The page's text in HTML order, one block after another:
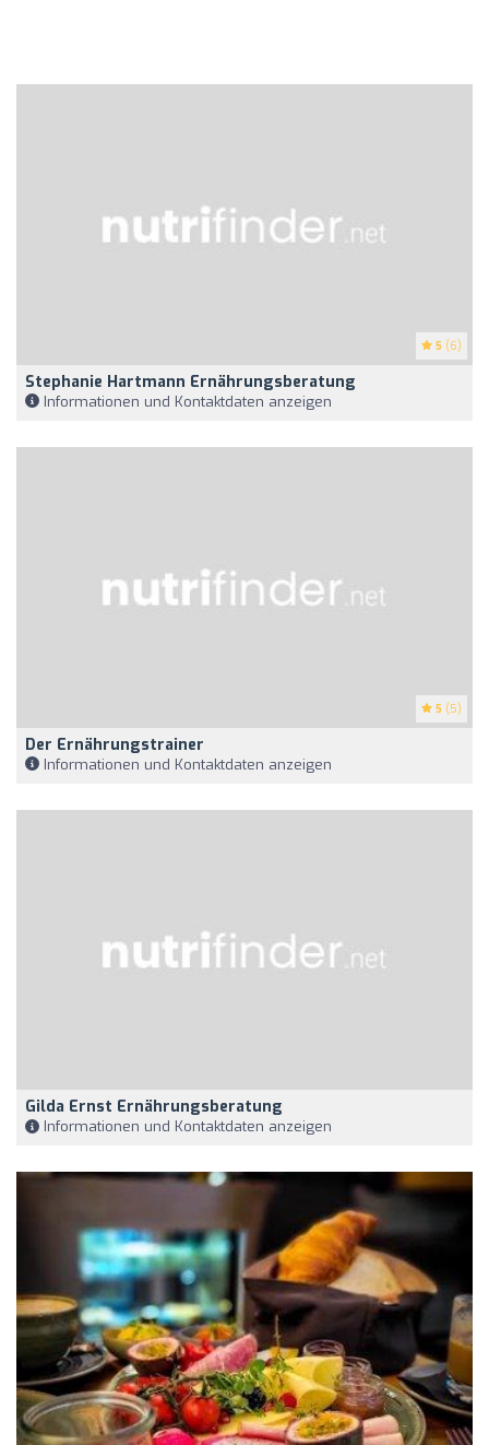
5 (6)
Stephanie Hartmann Ernährungsberatung
Informationen und Kontaktdaten anzeigen
5 (5)
Der Ernährungstrainer
Informationen und Kontaktdaten anzeigen
Gilda Ernst Ernährungsberatung
Informationen und Kontaktdaten anzeigen